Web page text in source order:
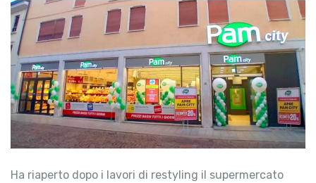
Ha riaperto dopo i lavori di restyling il supermercato